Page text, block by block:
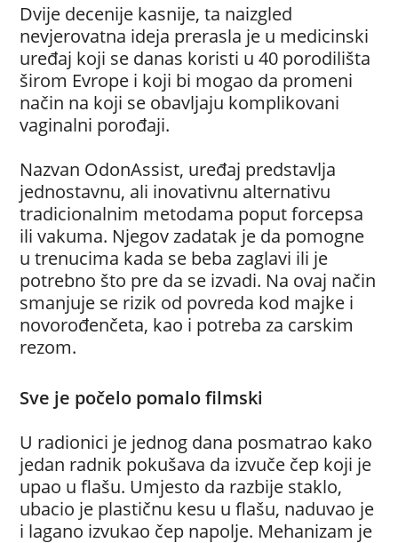
Dvije decenije kasnije, ta naizgled
nevjerovatna ideja prerasla je u medicinski
uređaj koji se danas koristi u 40 porodilišta
širom Evrope i koji bi mogao da promeni
način na koji se obavljaju komplikovani
vaginalni porođaji.
Nazvan OdonAssist, uređaj predstavlja
jednostavnu, ali inovativnu alternativu
tradicionalnim metodama poput forcepsa
ili vakuma. Njegov zadatak je da pomogne
u trenucima kada se beba zaglavi ili je
potrebno što pre da se izvadi. Na ovaj način
smanjuje se rizik od povreda kod majke i
novorođenčeta, kao i potreba za carskim
rezom.
Sve je počelo pomalo filmski
U radionici je jednog dana posmatrao kako
jedan radnik pokušava da izvuče čep koji je
upao u flašu. Umjesto da razbije staklo,
ubacio je plastičnu kesu u flašu, naduvao je
i lagano izvukao čep napolje. Mehanizam je